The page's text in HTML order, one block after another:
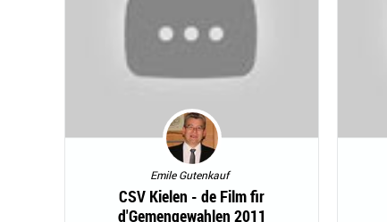
Emile Gutenkauf
CSV Kielen - de Film fir
d'Gemengewahlen 2011